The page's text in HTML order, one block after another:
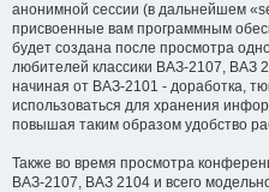
анонимной сессии (в дальнейшем
присвоенные вам программным
будет создана после просмотра
любителей классики ВАЗ-2107, ВАЗ
начиная от ВАЗ-2101 - доработка,
использоваться для хранения
повышая таким образом удобство
Также во время просмотра
ВАЗ-2107, ВАЗ 2104 и всего